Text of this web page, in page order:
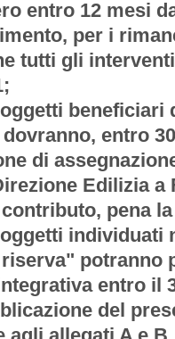
entro 12 mesi
per i
tutti gli
beneficiari
entro
di
Edilizia a
pena
individuati
potranno
entro il
del